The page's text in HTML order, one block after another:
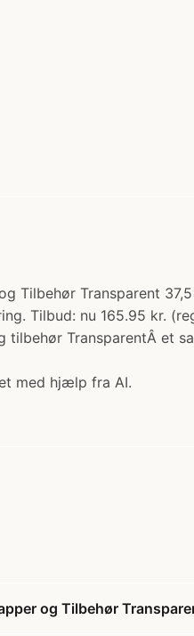
Tilbehør Transparent
Tilbud: nu 165.95 kr.
TransparentÂ et
med hjælp fra AI.
og Tilbehør